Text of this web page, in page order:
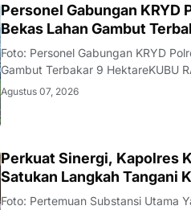
Personel Gabungan KRYD
Bekas Lahan Gambut
Foto: Personel Gabungan KRYD
Gambut Terbakar 9 HektareKUBU
yang menghitam di Jalan Rasau
Agustus 07, 2026
Perkuat Sinergi, Kapolres
Satukan Langkah Tangani
Foto: Pertemuan Substansi Utama